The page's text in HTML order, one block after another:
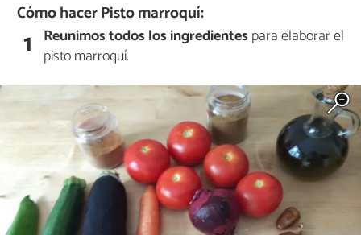
Cómo hacer Pisto marroquí:
1 Reunimos todos los ingredientes para elaborar el
pisto marroquí.